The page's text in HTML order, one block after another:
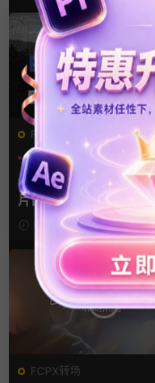
FCPX字幕
字幕模板
弹窗 文字
fcpx插件 9组高光标注
片窗口小组件浮窗
9小时前
FCPX转场